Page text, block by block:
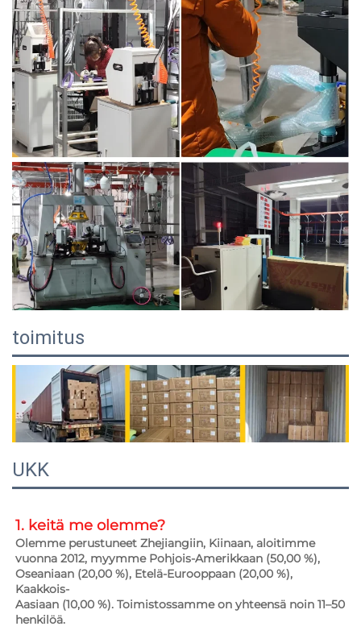
toimitus
UKK
1. keitä me olemme?
Olemme perustuneet Zhejiangiin, Kiinaan, aloitimme
vuonna 2012, myymme Pohjois-Amerikkaan (50,00 %),
Oseaniaan (20,00 %), Etelä-Eurooppaan (20,00 %),
Kaakkois-
Aasiaan (10,00 %). Toimistossamme on yhteensä noin 11–50
henkilöä.